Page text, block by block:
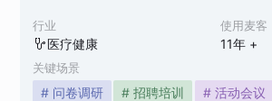
行业
医疗健康
使用麦客
11年 +
关键场景
# 问卷调研 # 招聘培训 # 活动会议